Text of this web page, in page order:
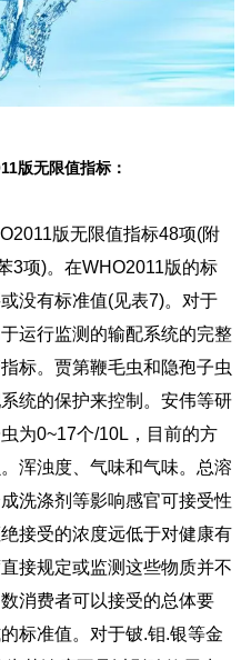
版无限值指标：
版无限值指标48项(附
3项)。在WHO2011版的标
没有标准值(见表7)。对于
运行监测的输配系统的完整
标。贾第鞭毛虫和隐孢子虫
统的保护来控制。安伟等研
为0~17个/10L，目前的方
浑浊度、气味和气味。总溶
洗涤剂等影响感官可接受性
接受的浓度远低于对健康有
接规定或监测这些物质并不
消费者可以接受的总体要
标准值。对于铍.钼.银等金